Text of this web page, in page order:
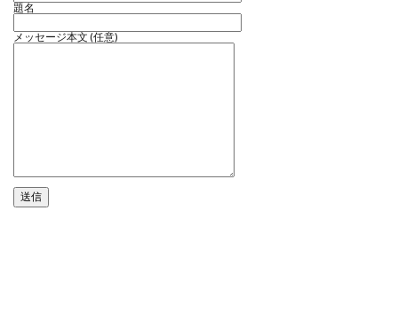
題名
メッセージ本文 (任意)